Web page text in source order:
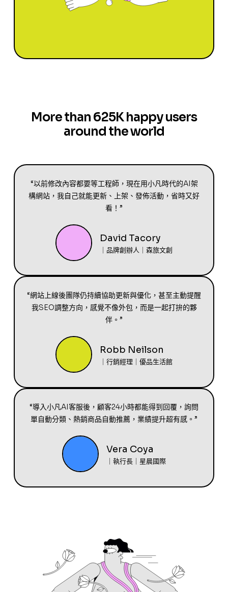
More than 625K happy users
around the world
“以前修改內容都要等工程師，現在用小凡時代的AI架
構網站，我自己就能更新、上架、發佈活動，省時又好
看！”
David Tacory
｜品牌創辦人｜森旅文創
“網站上線後團隊仍持續協助更新與優化，甚至主動提醒
我SEO調整方向，感覺不像外包，而是一起打拚的夥
伴。”
Robb Neilson
｜行銷經理｜優品生活館
“導入小凡AI客服後，顧客24小時都能得到回覆，詢問
單自動分類、熱銷商品自動推薦，業績提升超有感。”
Vera Coya
｜執行長｜星晨國際